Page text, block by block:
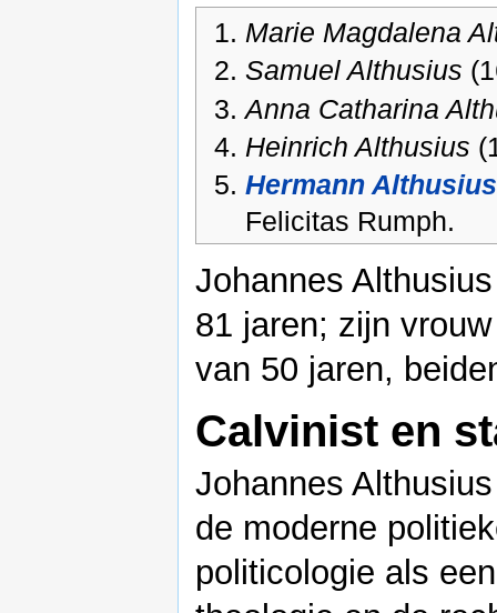
Marie Magdalena
Samuel Althusius
Anna Catharina
Heinrich Althusius
Hermann Althusius
Felicitas Rumph.
Johannes
81 jaren; zijn
van 50 jaren,
Calvinist en
Johannes
de moderne
politicologie als